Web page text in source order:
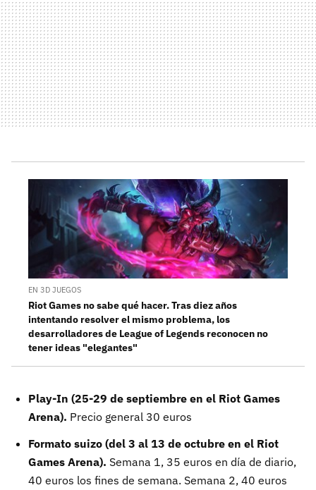
EN 3D JUEGOS
Riot Games no sabe qué hacer. Tras diez años
intentando resolver el mismo problema, los
desarrolladores de League of Legends reconocen no
tener ideas "elegantes"
Play-In (25-29 de septiembre en el Riot Games
Arena). Precio general 30 euros
Formato suizo (del 3 al 13 de octubre en el Riot
Games Arena). Semana 1, 35 euros en día de diario,
40 euros los fines de semana. Semana 2, 40 euros